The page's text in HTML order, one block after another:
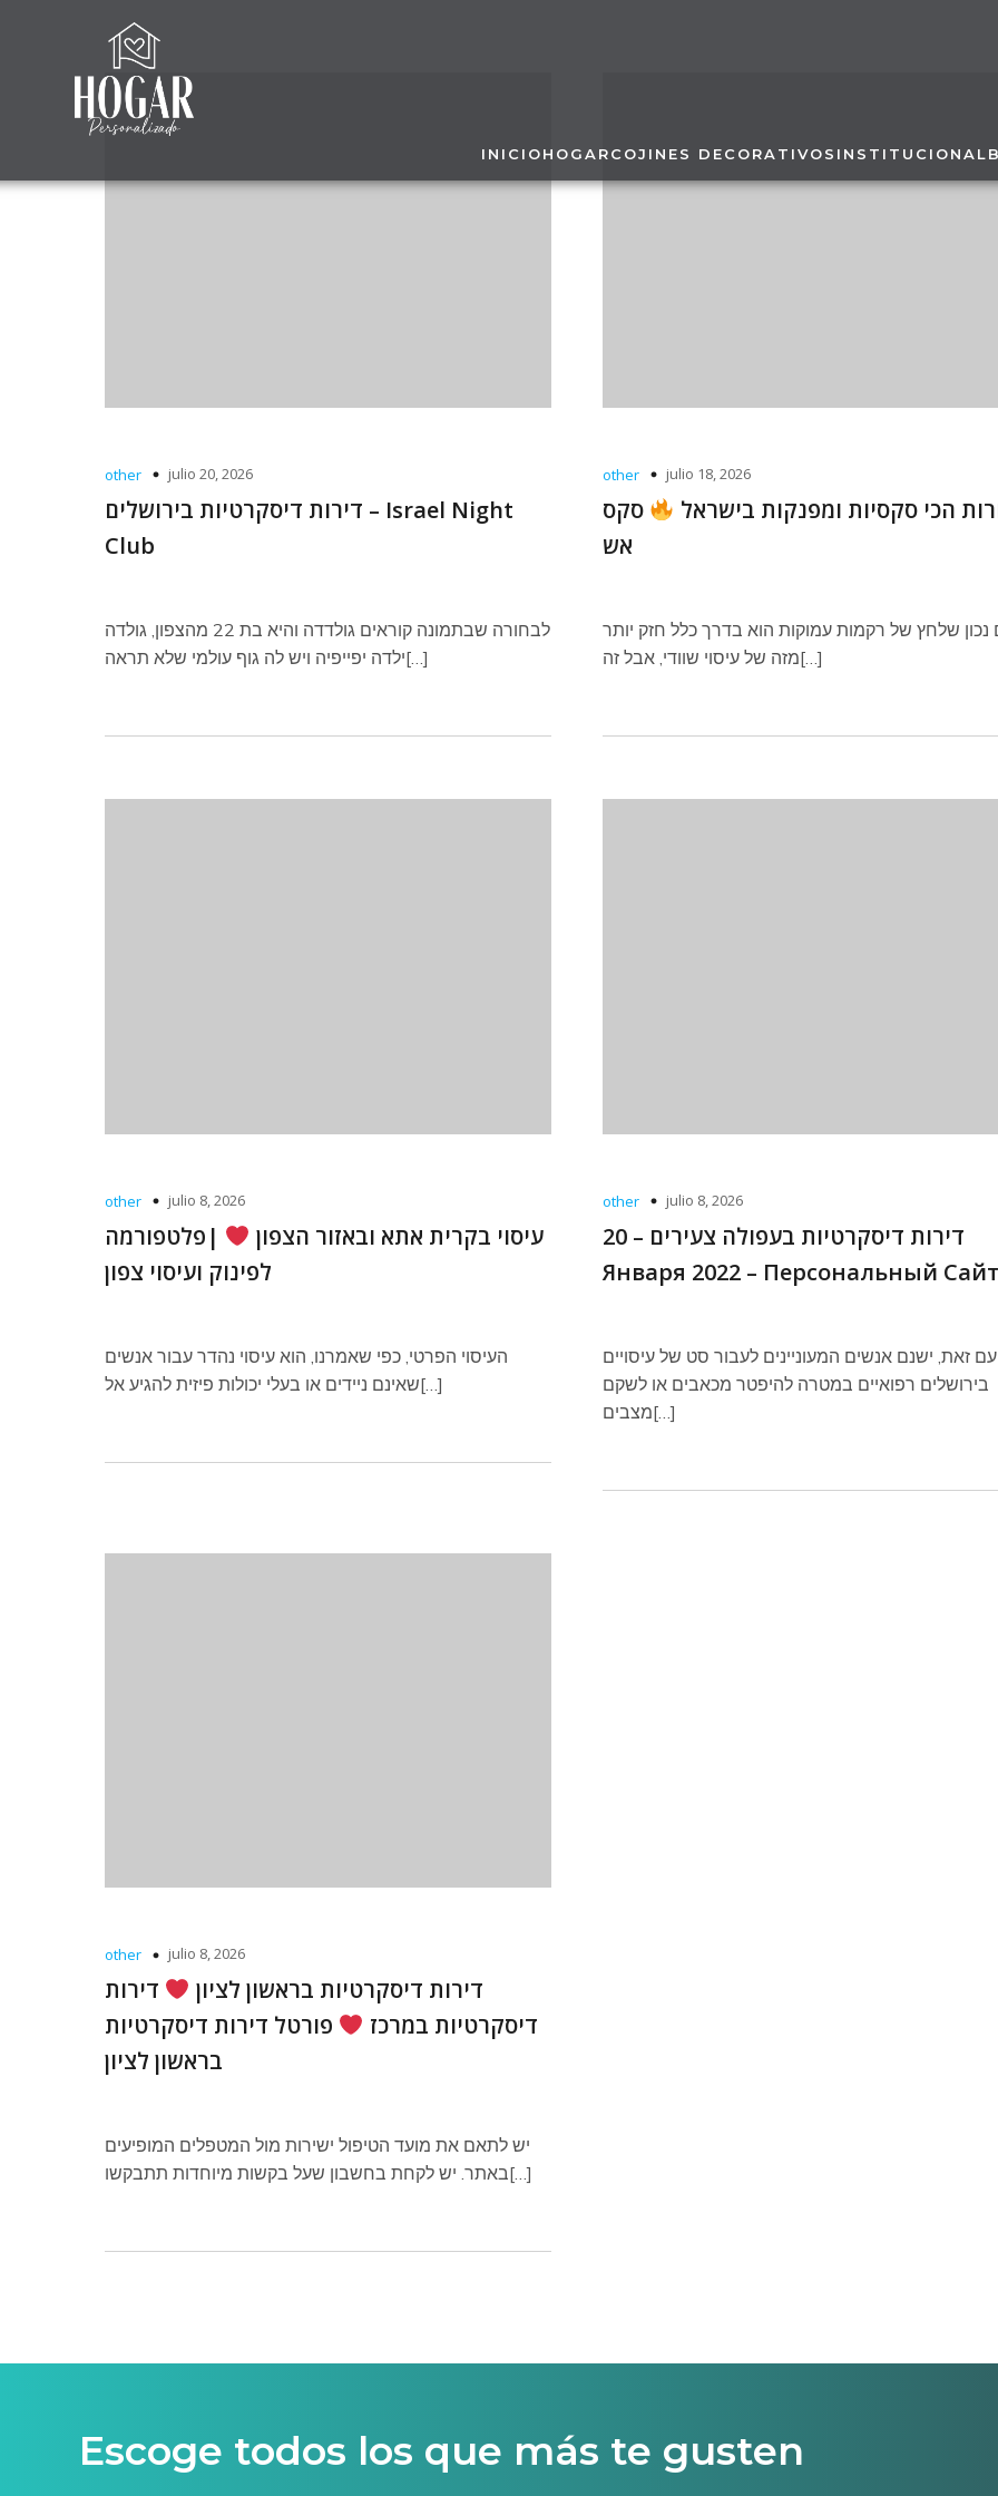
INICIOHOGARCOJINES DECORATIVOS INSTITUCIONAL
other julio 20, 2026
דירות דיסקרטיות בירושלים – Israel Night
Club
לבחורה שבתמונה קוראים גולדדה והיא בת 22 מהצפון, גולדה
ילדה יפייפיה ויש לה גוף עולמי שלא תראה[…]
other julio 18, 2026
הכי סקסיות ומפנקות בישראל
סקס
אש
שלחץ של רקמות עמוקות הוא בדרך כלל חזק יותר
מזה של עיסוי שוודי, אבל זה[…]
other julio 8, 2026
עיסוי בקרית אתא ובאזור הצפון
|פלטפורמה
לפינוק ועיסוי צפון
העיסוי הפרטי, כפי שאמרנו, הוא עיסוי נהדר עבור אנשים
שאינם ניידים או בעלי יכולות פיזית להגיע אל[…]
other julio 8, 2026
דירות דיסקרטיות בעפולה צעירים – 20
Января 2022 – Персональный Сайт
עם זאת, ישנם אנשים המעוניינים לעבור סט של עיסויים
בירושלים רפואיים במטרה להיפטר מכאבים או לשקם
מצבים[…]
other julio 8, 2026
דירות דיסקרטיות בראשון לציון
דירות
דיסקרטיות במרכז
פורטל דירות דיסקרטיות
בראשון לציון
יש לתאם את מועד הטיפול ישירות מול המטפלים המופיעים
באתר. יש לקחת בחשבון שעל בקשות מיוחדות תתבקשו[…]
Escoge todos los que más te gusten